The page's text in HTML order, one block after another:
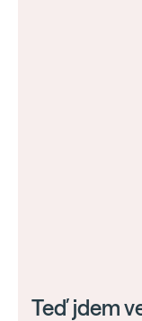
Teď jdem